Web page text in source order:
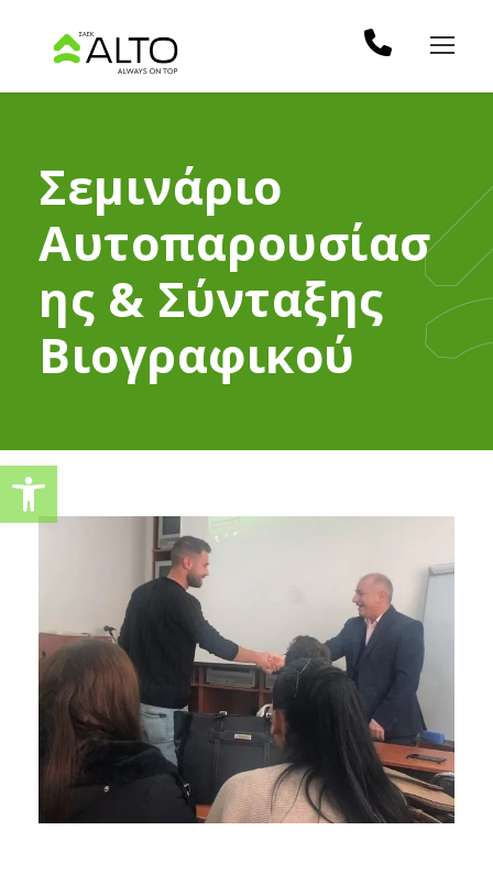
Σεμινάριο
Αυτοπαρουσίασ
ης & Σύνταξης
Βιογραφικού
Ανοίξτε τη γραμμή